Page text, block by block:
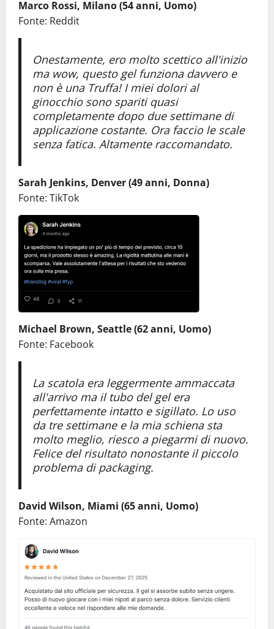
Marco Rossi, Milano (54 anni, Uomo)
Fonte: Reddit
Onestamente, ero molto scettico all'inizio
ma wow, questo gel funziona davvero e
non è una Truffa! I miei dolori al
ginocchio sono spariti quasi
completamente dopo due settimane di
applicazione costante. Ora faccio le scale
senza fatica. Altamente raccomandato.
Sarah Jenkins, Denver (49 anni, Donna)
Fonte: TikTok
Michael Brown, Seattle (62 anni, Uomo)
Fonte: Facebook
La scatola era leggermente ammaccata
all'arrivo ma il tubo del gel era
perfettamente intatto e sigillato. Lo uso
da tre settimane e la mia schiena sta
molto meglio, riesco a piegarmi di nuovo.
Felice del risultato nonostante il piccolo
problema di packaging.
David Wilson, Miami (65 anni, Uomo)
Fonte: Amazon